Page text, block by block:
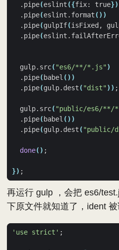
  .pipe
(eslint({fix: true
  .pipe
(eslint.format())
  .pipe
(gulpIf(isFixed,
  .pipe
(
  gulp.src
( "es6/**/*.js")
  .pipe
( babel ())
  .pipe
(gulp.dest( "dist")) ;
  gulp.src
( "public/es6/**/
  .pipe
( babel ())
  .pipe
(gulp.dest( "public/
done() ;
}) ;
再运行 gulp ，会把 es6/
下原文件就知道了，ident 被
'use strict' ;